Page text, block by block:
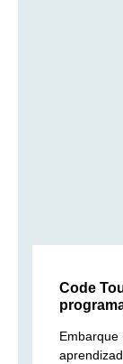
Code
Embarque